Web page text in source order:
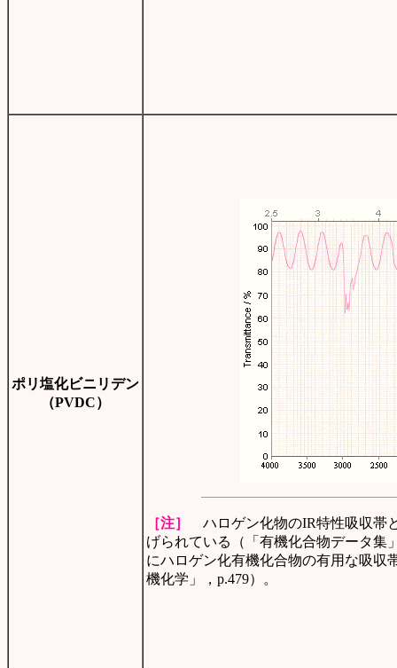
ポリ塩化ビニリデン
（PVDC）
［注］
ハロゲン化物のIR特性吸収帯
げられている（「有機化合物データ集
にハロゲン化有機化合物の有用な吸収
機化学」，p.479）。